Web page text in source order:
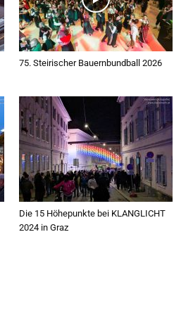
75. Steirischer Bauernbundball 2026
Die 15 Höhepunkte bei KLANGLICHT
2024 in Graz